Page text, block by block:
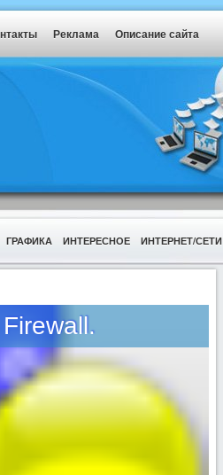
Реклама Описание сайта
ГРАФИКА ИНТЕРЕСНОЕ ИНТЕРНЕТ/СЕТИ